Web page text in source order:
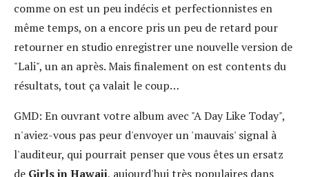
comme on est un peu indécis et perfectionnistes en
même temps, on a encore pris un peu de retard pour
retourner en studio enregistrer une nouvelle version de
"Lali", un an après. Mais finalement on est contents du
résultats, tout ça valait le coup…
GMD: En ouvrant votre album avec "A Day Like Today",
n'aviez-vous pas peur d'envoyer un 'mauvais' signal à
l'auditeur, qui pourrait penser que vous êtes un ersatz
de Girls in Hawaii, aujourd'hui très populaires dans